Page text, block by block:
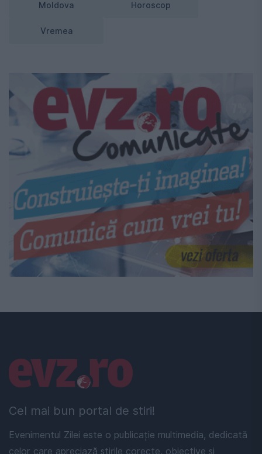
Moldova Horoscop
Vremea
Cel mai bun portal de stiri!
Evenimentul Zilei este o publicație multimedia, dedicată
celor care apreciază știrile corecte, obiective și
Linkuri utile